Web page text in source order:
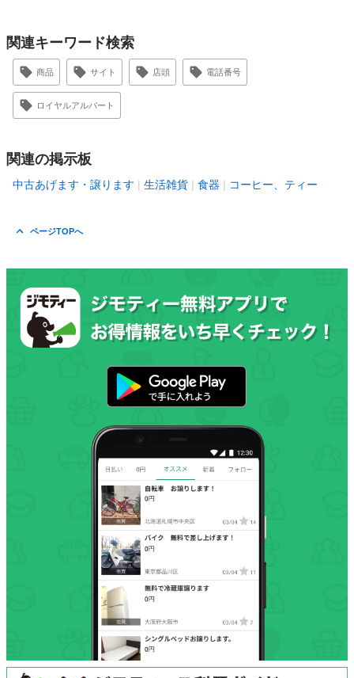
関連キーワード検索
商品 サイト 店頭 電話番号
ロイヤルアルバート
関連の掲示板
中古あげます・譲ります 生活雑貨 食器 コーヒー、ティー
ページTOPへ